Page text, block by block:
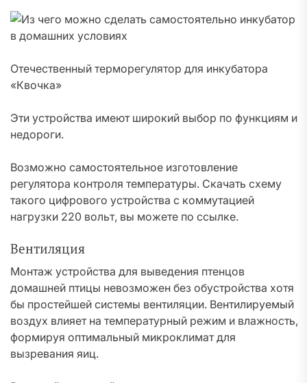
Отечественный терморегулятор для инкубатора
«Квочка»
Эти устройства имеют широкий выбор по функциям и
недороги.
Возможно самостоятельное изготовление
регулятора контроля температуры. Скачать схему
такого цифрового устройства с коммутацией
нагрузки 220 вольт, вы можете по ссылке.
Вентиляция
Монтаж устройства для выведения птенцов
домашней птицы невозможен без обустройства хотя
бы простейшей системы вентиляции. Вентилируемый
воздух влияет на температурный режим и влажность,
формируя оптимальный микроклимат для
вызревания яиц.